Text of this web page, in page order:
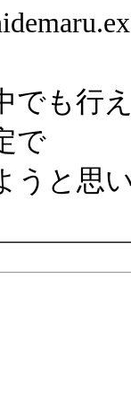
でも行
で
うと思